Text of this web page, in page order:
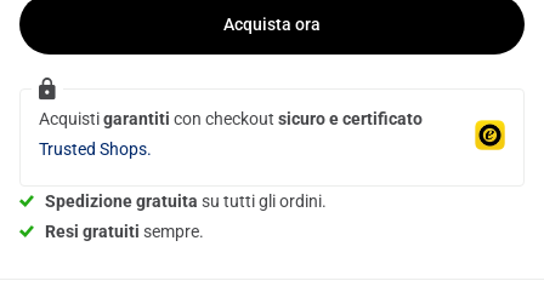
Acquista ora
Acquistigarantiti con checkout sicuro e certificato
Trusted Shops.
Spedizione gratuita su tutti gli ordini.
Resi gratuiti sempre.